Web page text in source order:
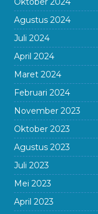
Agustus 2024
Juli 2024
April 2024
Maret 2024
Februari 2024
November 2023
Oktober 2023
Agustus 2023
Juli 2023
Mei 2023
April 2023